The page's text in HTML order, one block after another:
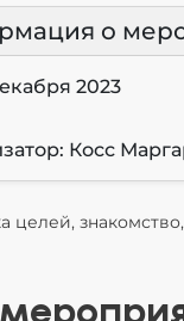
о
2023
Косс
целей,